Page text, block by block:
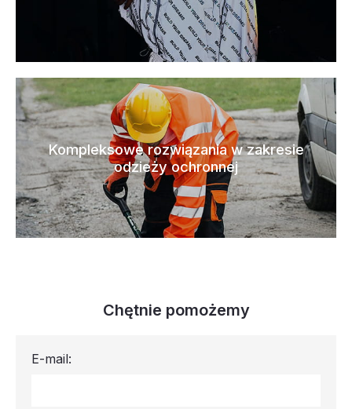
Kompleksowe rozwiązania w zakresie
odzieży ochronnej
Chętnie pomożemy
E-mail: